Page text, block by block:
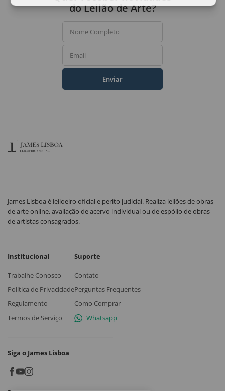
do Leilão de Arte?
Nome Completo
Email
Enviar
James Lisboa é leiloeiro oficial e perito judicial. Realiza leilões de obras
de arte online, avaliação de acervo individual ou de espólio de obras
de artistas consagrados.
Institucional
Trabalhe Conosco
Política de Privacidade
Regulamento
Termos de Serviço
Suporte
Contato
Perguntas Frequentes
Como Comprar
Whatsapp
Siga o James Lisboa